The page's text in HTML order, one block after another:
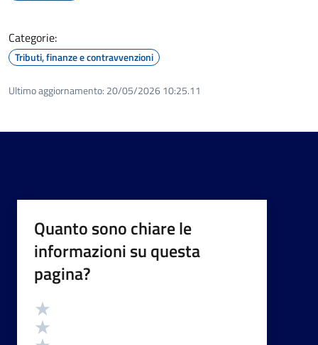
Categorie:
Tributi, finanze e contravvenzioni
Ultimo aggiornamento: 20/05/2026 10:25.11
Quanto sono chiare le
informazioni su questa
pagina?
Valutazione